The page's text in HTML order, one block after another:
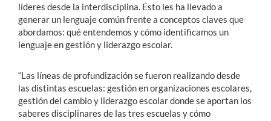
líderes desde la interdisciplina. Esto les ha llevado a
generar un lenguaje común frente a conceptos claves que
abordamos: qué entendemos y cómo identificamos un
lenguaje en gestión y liderazgo escolar.
“Las líneas de profundización se fueron realizando desde
las distintas escuelas: gestión en organizaciones escolares,
gestión del cambio y liderazgo escolar donde se aportan los
saberes disciplinares de las tres escuelas y cómo